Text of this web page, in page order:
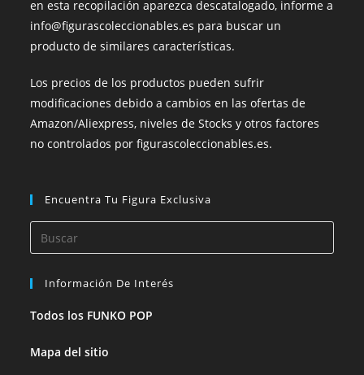
en esta recopilación aparezca descatalogado, informe a
info@figurascoleccionables.es para buscar un
producto de similares características.
Los precios de los productos pueden sufrir
modificaciones debido a cambios en las ofertas de
Amazon/Aliexpress, niveles de Stocks y otros factores
no controlados por figurascoleccionables.es.
Encuentra Tu Figura Exclusiva
Información De Interés
Todos los FUNKO POP
Mapa del sitio